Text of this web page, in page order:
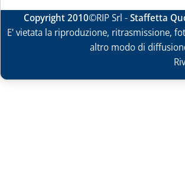
Copyright 2010©RIP Srl -Staffetta
E' vietata la riproduzione, ritrasmissione,
altro modo di